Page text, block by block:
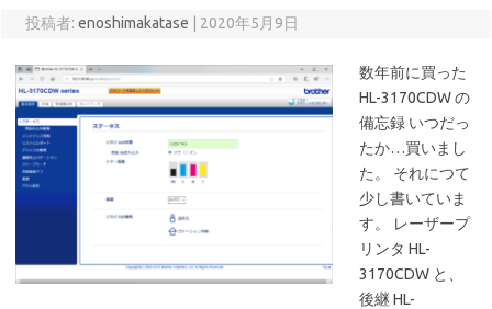
投稿者: enoshimakatase 2020年5月9日
数年前に買った
HL-3170CDW の
備忘録 いつだっ
たか…買いまし
た。 それにつて
少し書いていま
す。 レーザープ
リンタ HL-
3170CDW と、
後継 HL-